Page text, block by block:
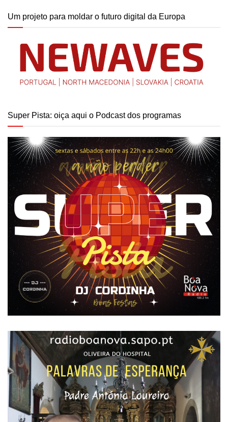
Um projeto para moldar o futuro digital da Europa
Super Pista: oiça aqui o Podcast dos programas